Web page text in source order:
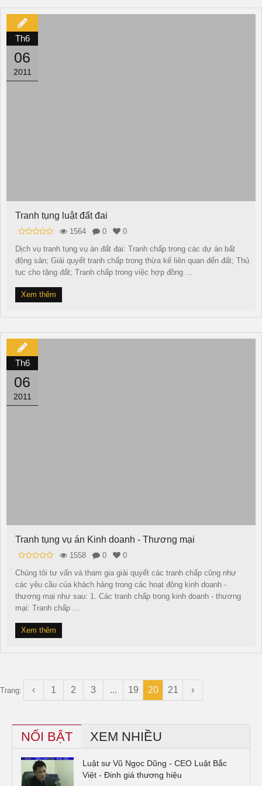
Th6
06
2011
Tranh tụng luật đất đai
1564 0
0
Dịch vụ tranh tụng vụ án đất đai: Tranh chấp trong các dự án bất
động sản; Giải quyết tranh chấp trong thừa kế liên quan đến đất; Thủ
tục cho tặng đất; Tranh chấp trong việc hợp đồng ...
Xem thêm
Th6
06
2011
Tranh tụng vụ án Kinh doanh - Thương mại
1558 0
0
Chúng tôi tư vấn và tham gia giải quyết các tranh chấp cũng như
các yêu cầu của khách hàng trong các hoạt động kinh doanh -
thương mại như sau: 1. Các tranh chấp trong kinh doanh - thương
mại: Tranh chấp ...
Xem thêm
Trang: ‹ 1 2 3 ... 19 20 21 ›
NỔI BẬT XEM NHIỀU
Luật sư Vũ Ngọc Dũng - CEO Luật Bắc
Việt - Đinh giá thương hiệu